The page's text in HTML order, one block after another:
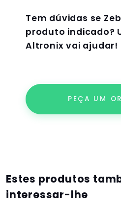
Tem dúvidas se
produto indicado?
Altronix vai ajudar!
PEÇA UM
Estes produtos
interessar-lhe